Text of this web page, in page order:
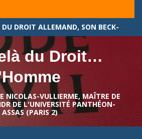
À CHAQUE BRANCHE DU DROIT ALLEMAND, SON BECK-TEXTE !
du Droit…
NICOLAS-VULLIERME, MAÎTRE DE
DE L'UNIVERSITÉ PANTHÉON-
ASSAS (PARIS 2)